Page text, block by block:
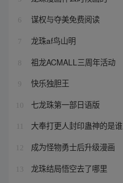
6 谋权与夺美免费阅读
7 龙珠af鸟山明
8 祖龙ACMALL三周年活动
9 快乐独胆王
10 七龙珠第一部日语版
大奉打更人封印蛊神的是谁
12 成为怪物勇士后升级漫画
13 龙珠结局悟空去了哪里